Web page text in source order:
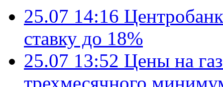
25.07 14:16
ставку до 18%
25.07 13:52 Цены на
трехмесячного